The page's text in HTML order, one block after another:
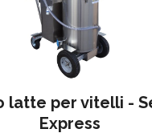
latte per vitelli -
Express